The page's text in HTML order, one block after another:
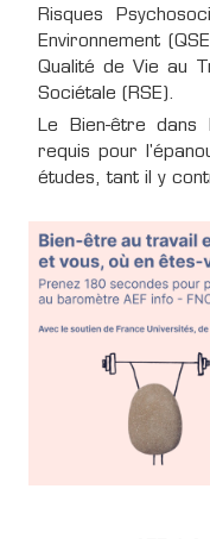
Risques
Environnement
Qualité de Vie au
Sociétale (RSE).
Le Bien-être
requis pour
études, tant il y